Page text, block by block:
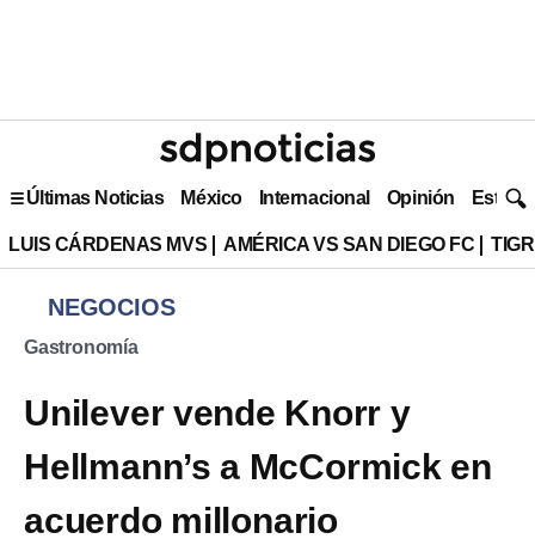
Últimas Noticias México Internacional Opinión Estilo
LUIS CÁRDENAS MVS AMÉRICA VS SAN DIEGO FC
NEGOCIOS
Gastronomía
Unilever vende Knorr y
Hellmann’s a McCormick en
acuerdo millonario